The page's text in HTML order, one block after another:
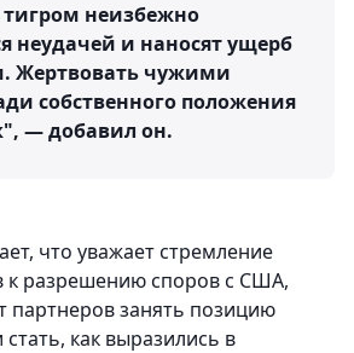
тигром неизбежно
неудачей и наносят ущерб
Жертвовать чужими
собственного положения
— добавил он.
что уважает стремление
к разрешению споров с США,
партнеров занять позицию
как выразились в